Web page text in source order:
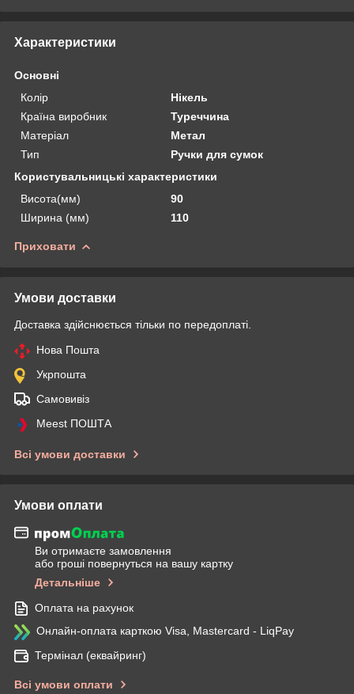
Характеристики
Основні
Колір
Нікель
Країна виробник
Туреччина
Матеріал
Метал
Тип
Ручки для сумок
Користувальницькі характеристики
Висота(мм)
90
Ширина (мм)
110
Приховати
Умови доставки
Доставка здійснюється тільки по передоплаті.
Нова Пошта
Укрпошта
Самовивіз
Meest ПОШТА
Всі умови доставки
Умови оплати
Ви отримаєте замовлення
або гроші повернуться на вашу картку
Детальніше
Оплата на рахунок
Онлайн-оплата карткою Visa, Mastercard - LiqPay
Термінал (еквайринг)
Всі умови оплати